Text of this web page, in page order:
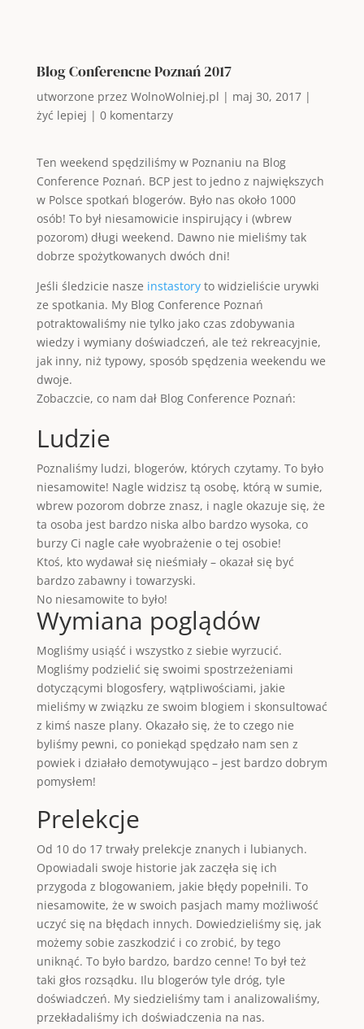
Blog Conferencne Poznań 2017
utworzone przez WolnoWolniej.pl | maj 30, 2017|
żyć lepiej | 0 komentarzy
Ten weekend spędziliśmy w Poznaniu na Blog
Conference Poznań. BCP jest to jedno z największych
w Polsce spotkań blogerów. Było nas około 1000
osób! To był niesamowicie inspirujący i (wbrew
pozorom) długi weekend. Dawno nie mieliśmy tak
dobrze spożytkowanych dwóch dni!
Jeśli śledzicie nasze instastoryto widzieliście urywki
ze spotkania. My Blog Conference Poznań
potraktowaliśmy nie tylko jako czas zdobywania
wiedzy i wymiany doświadczeń, ale też rekreacyjnie,
jak inny, niż typowy, sposób spędzenia weekendu we
dwoje.
Zobaczcie, co nam dał Blog Conference Poznań:
Ludzie
Poznaliśmy ludzi, blogerów, których czytamy. To było
niesamowite! Nagle widzisz tą osobę, którą w sumie,
wbrew pozorom dobrze znasz, i nagle okazuje się, że
ta osoba jest bardzo niska albo bardzo wysoka, co
burzy Ci nagle całe wyobrażenie o tej osobie!
Ktoś, kto wydawał się nieśmiały – okazał się być
bardzo zabawny i towarzyski.
No niesamowite to było!
Wymiana poglądów
Mogliśmy usiąść i wszystko z siebie wyrzucić.
Mogliśmy podzielić się swoimi spostrzeżeniami
dotyczącymi blogosfery, wątpliwościami, jakie
mieliśmy w związku ze swoim blogiem i skonsultować
z kimś nasze plany. Okazało się, że to czego nie
byliśmy pewni, co poniekąd spędzało nam sen z
powiek i działało demotywująco – jest bardzo dobrym
pomysłem!
Prelekcje
Od 10 do 17 trwały prelekcje znanych i lubianych.
Opowiadali swoje historie jak zaczęła się ich
przygoda z blogowaniem, jakie błędy popełnili. To
niesamowite, że w swoich pasjach mamy możliwość
uczyć się na błędach innych. Dowiedzieliśmy się, jak
możemy sobie zaszkodzić i co zrobić, by tego
uniknąć. To było bardzo, bardzo cenne! To był też
taki głos rozsądku. Ilu blogerów tyle dróg, tyle
doświadczeń. My siedzieliśmy tam i analizowaliśmy,
przekładaliśmy ich doświadczenia na nas.